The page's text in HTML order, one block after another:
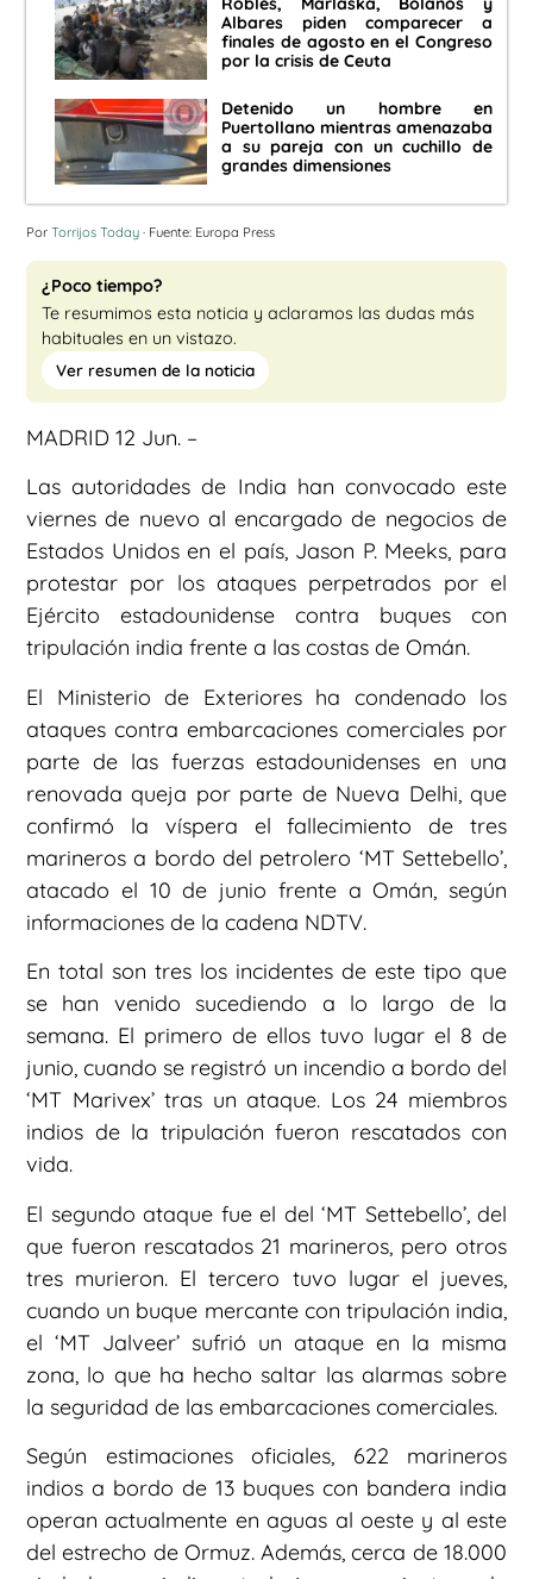
Albares piden comparecer a
finales de agosto en el Congreso
por la crisis de Ceuta
Detenido un hombre en
Puertollano mientras amenazaba
a su pareja con un cuchillo de
grandes dimensiones
Por Torrijos Today · Fuente: Europa Press
¿Poco tiempo?
Te resumimos esta noticia y aclaramos las dudas más
habituales en un vistazo.
Ver resumen de la noticia
MADRID 12 Jun. –
Las autoridades de India han convocado este
viernes de nuevo al encargado de negocios de
Estados Unidos en el país, Jason P. Meeks, para
protestar por los ataques perpetrados por el
Ejército estadounidense contra buques con
tripulación india frente a las costas de Omán.
El Ministerio de Exteriores ha condenado los
ataques contra embarcaciones comerciales por
parte de las fuerzas estadounidenses en una
renovada queja por parte de Nueva Delhi, que
confirmó la víspera el fallecimiento de tres
marineros a bordo del petrolero ‘MT Settebello’,
atacado el 10 de junio frente a Omán, según
informaciones de la cadena NDTV.
En total son tres los incidentes de este tipo que
se han venido sucediendo a lo largo de la
semana. El primero de ellos tuvo lugar el 8 de
junio, cuando se registró un incendio a bordo del
‘MT Marivex’ tras un ataque. Los 24 miembros
indios de la tripulación fueron rescatados con
vida.
El segundo ataque fue el del ‘MT Settebello’, del
que fueron rescatados 21 marineros, pero otros
tres murieron. El tercero tuvo lugar el jueves,
cuando un buque mercante con tripulación india,
el ‘MT Jalveer’ sufrió un ataque en la misma
zona, lo que ha hecho saltar las alarmas sobre
la seguridad de las embarcaciones comerciales.
Según estimaciones oficiales, 622 marineros
indios a bordo de 13 buques con bandera india
operan actualmente en aguas al oeste y al este
del estrecho de Ormuz. Además, cerca de 18.000